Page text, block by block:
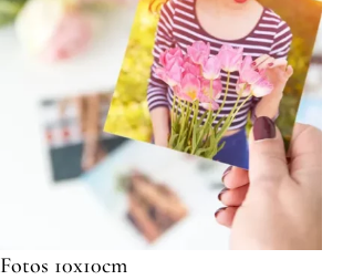
Fotos 10x10cm